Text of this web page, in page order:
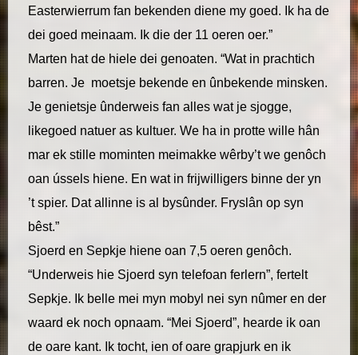
Easterwierrum fan bekenden diene my goed. Ik ha de
dei goed meinaam. Ik die der 11 oeren oer.”
Marten hat de hiele dei genoaten. “Wat in prachtich
barren. Je moetsje bekende en ûnbekende minsken.
Je genietsje ûnderweis fan alles wat je sjogge,
likegoed natuer as kultuer. We ha in protte wille hân
mar ek stille mominten meimakke wêrby’t we genôch
oan ússels hiene. En wat in frijwilligers binne der yn
’t spier. Dat allinne is al bysûnder. Fryslân op syn
bêst.”
Sjoerd en Sepkje hiene oan 7,5 oeren genôch.
“Underweis hie Sjoerd syn telefoan ferlern”, fertelt
Sepkje. Ik belle mei myn mobyl nei syn nûmer en der
waard ek noch opnaam. “Mei Sjoerd”, hearde ik oan
de oare kant. Ik tocht, ien of oare grapjurk en ik